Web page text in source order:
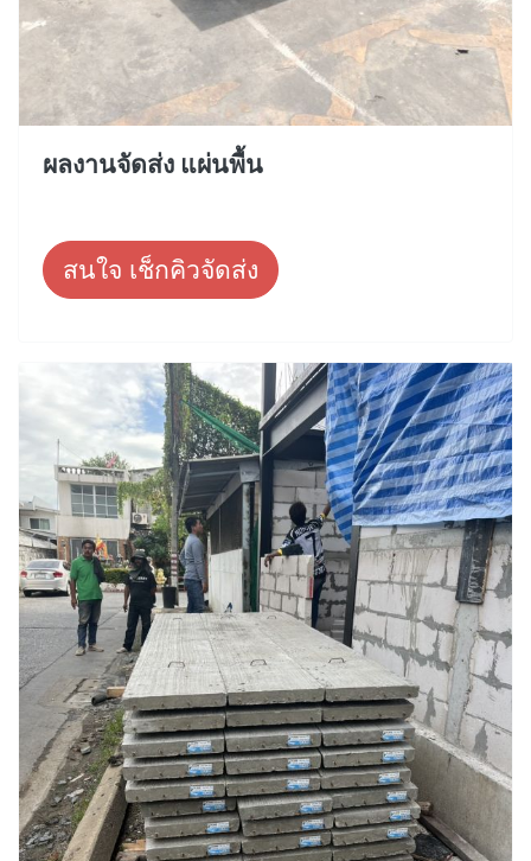
ผลงานจัดส่ง แผ่นพื้น
สนใจ เช็กคิวจัดส่ง